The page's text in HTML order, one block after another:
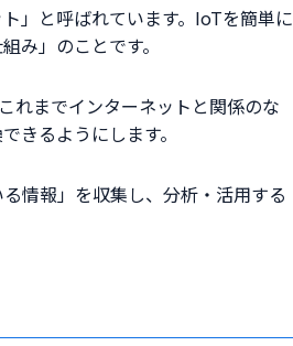
」と呼ばれています。IoTを簡単に
み」のことです。
れまでインターネットと関係のな
きるようにします。
情報」を収集し、分析・活用する